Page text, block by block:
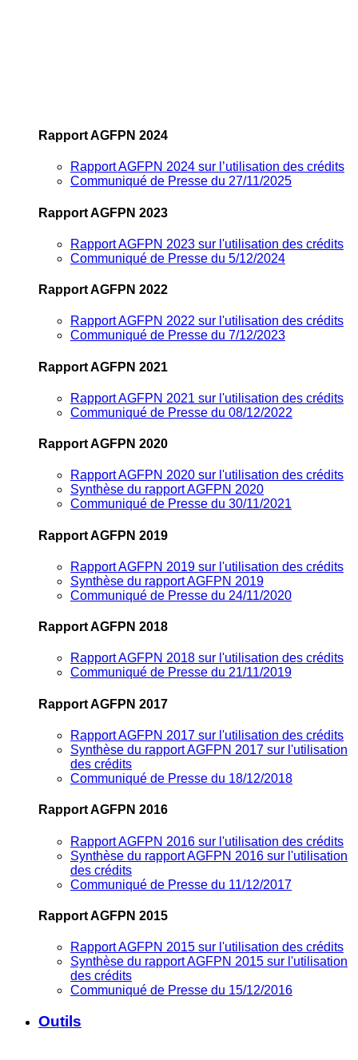
Rapport AGFPN 2024
Rapport AGFPN 2024 sur l’utilisation des crédits
Communiqué de Presse du 27/11/2025
Rapport AGFPN 2023
Rapport AGFPN 2023 sur l'utilisation des crédits
Communiqué de Presse du 5/12/2024
Rapport AGFPN 2022
Rapport AGFPN 2022 sur l'utilisation des crédits
Communiqué de Presse du 7/12/2023
Rapport AGFPN 2021
Rapport AGFPN 2021 sur l'utilisation des crédits
Communiqué de Presse du 08/12/2022
Rapport AGFPN 2020
Rapport AGFPN 2020 sur l'utilisation des crédits
Synthèse du rapport AGFPN 2020
Communiqué de Presse du 30/11/2021
Rapport AGFPN 2019
Rapport AGFPN 2019 sur l'utilisation des crédits
Synthèse du rapport AGFPN 2019
Communiqué de Presse du 24/11/2020
Rapport AGFPN 2018
Rapport AGFPN 2018 sur l'utilisation des crédits
Communiqué de Presse du 21/11/2019
Rapport AGFPN 2017
Rapport AGFPN 2017 sur l'utilisation des crédits
Synthèse du rapport AGFPN 2017 sur l'utilisation
des crédits
Communiqué de Presse du 18/12/2018
Rapport AGFPN 2016
Rapport AGFPN 2016 sur l'utilisation des crédits
Synthèse du rapport AGFPN 2016 sur l'utilisation
des crédits
Communiqué de Presse du 11/12/2017
Rapport AGFPN 2015
Rapport AGFPN 2015 sur l'utilisation des crédits
Synthèse du rapport AGFPN 2015 sur l'utilisation
des crédits
Communiqué de Presse du 15/12/2016
Outils